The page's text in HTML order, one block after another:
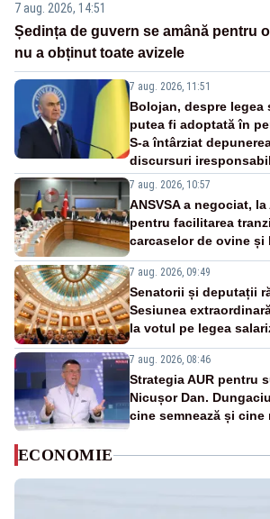
7 aug. 2026, 14:51
Ședința de guvern se amână pentru
nu a obținut toate avizele
7 aug. 2026, 11:51
Bolojan, despre legea
putea fi adoptată în
S-a întârziat
discursuri
7 aug. 2026, 10:57
ANSVSA a negociat,
pentru facilitarea
carcaselor de ovine și
7 aug. 2026, 09:49
Senatorii și deputații
Sesiunea
la votul pe legea
7 aug. 2026, 08:46
Strategia AUR pentru
Nicușor Dan.
cine semnează și cine
ECONOMIE